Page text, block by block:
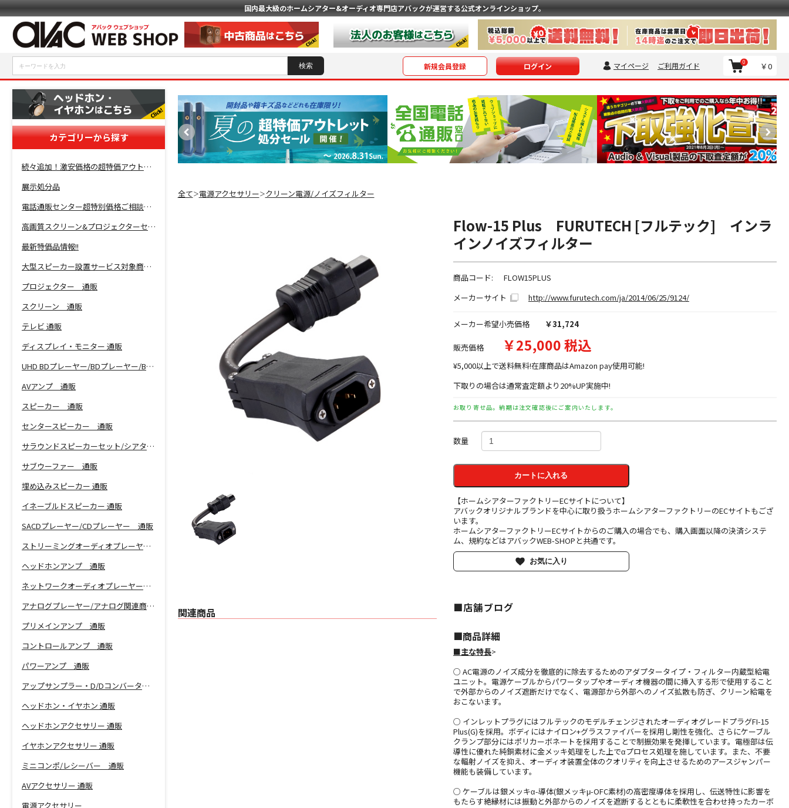
国内最大級のホームシアター&オーディオ専門店アバックが運営する公式オンラインショップ。
新規会員登録 ログイン マイページ ご利用ガイド ￥0
0
カテゴリーから探す
続々追加！激安価格の超特価アウトレットセール開催！
展示処分品
電話通販センター超特別価格ご相談コーナー！
高画質スクリーン&プロジェクターセット超特価！
最新特価品情報!!
大型スピーカー設置サービス対象商品！
プロジェクター 通販
スクリーン 通販
テレビ 通販
ディスプレイ・モニター 通販
UHD BDプレーヤー/BDプレーヤー/BDレコーダー 通販
AVアンプ 通販
スピーカー 通販
センタースピーカー 通販
サラウンドスピーカーセット/シアターバー 通販
サブウーファー 通販
埋め込みスピーカー 通販
イネーブルドスピーカー 通販
SACDプレーヤー/CDプレーヤー 通販
ストリーミングオーディオプレーヤー 通販
ヘッドホンアンプ 通販
ネットワークオーディオプレーヤー 通販
アナログプレーヤー/アナログ関連商品 通販
プリメインアンプ 通販
コントロールアンプ 通販
パワーアンプ 通販
アップサンプラー・D/Dコンバーター 通販
ヘッドホン・イヤホン 通販
ヘッドホンアクセサリー 通販
イヤホンアクセサリー 通販
ミニコンポ/レシーバー 通販
AVアクセサリー 通販
電源アクセサリー
全て＞電源アクセサリー＞クリーン電源/ノイズフィルター
関連商品
Flow-15 Plus FURUTECH [フルテック] インラ
インノイズフィルター
商品コード:
FLOW15PLUS
メーカーサイト
http://www.furutech.com/ja/2014/06/25/9124/
メーカー希望小売価格 ￥31,724
販売価格 ￥25,000 税込
¥5,000以上で送料無料!在庫商品はAmazon pay使用可能!
下取りの場合は通常査定額より20%UP実施中!
お取り寄せ品。納期は注文確認後にご案内いたします。
数量
カートに入れる
【ホームシアターファクトリーECサイトについて】
アバックオリジナルブランドを中心に取り扱うホームシアターファクトリーのECサイトもござ
います。
ホームシアターファクトリーECサイトからのご購入の場合でも、購入画面以降の決済システ
ム、規約などはアバックWEB-SHOPと共通です。
お気に入り
■店舗ブログ
■︎商品詳細
■主な特長>
○ AC電源のノイズ成分を徹底的に除去するためのアダプタータイプ・フィルター内蔵型給電
ユニット。電源ケーブルからパワータップやオーディオ機器の間に挿入する形で使用すること
で外部からのノイズ遮断だけでなく、電源部から外部へのノイズ拡散も防ぎ、クリーン給電を
おこないます。
○ インレットプラグにはフルテックのモデルチェンジされたオーディオグレードプラグFI-15
Plus(G)を採用。ボディにはナイロン+グラスファイバーを採用し剛性を強化、さらにケーブル
クランプ部分にはポリカーボネートを採用することで制振効果を発揮しています。電極部は伝
導性に優れた純銅素材に金メッキ処理をした上でαプロセス処理を施しています。また、不要
な輻射ノイズを抑え、オーディオ装置全体のクオリティを向上させるためのアースジャンパー
機能も装備しています。
○ ケーブルは銀メッキα-導体(銀メッキμ-OFC素材)の高密度導体を採用し、伝送特性に影響を
もたらす絶縁材には振動と外部からのノイズを遮断するとともに柔軟性を合わせ持ったカーボ